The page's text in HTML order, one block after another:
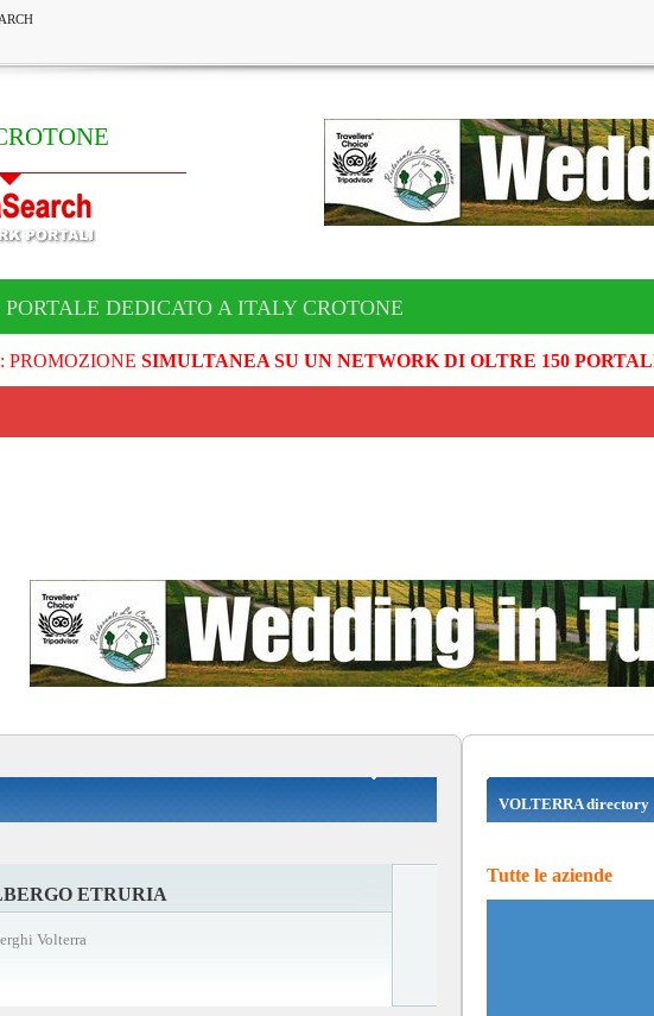
DEDICATO A ITALY CROTONE
: PROMOZIONE SIMULTANEA SU UN NETWORK DI OLTRE 150
ETRURIA
Volterra
VOLTERRA directory
Tutte le aziende